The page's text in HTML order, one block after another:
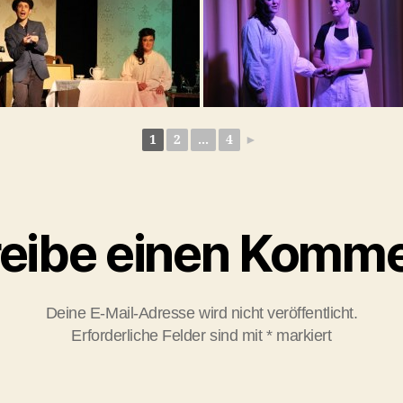
1 2 ... 4 ►
einen
Deine E-Mail-Adresse wird nicht veröffentlicht.
Erforderliche Felder sind mit *markiert